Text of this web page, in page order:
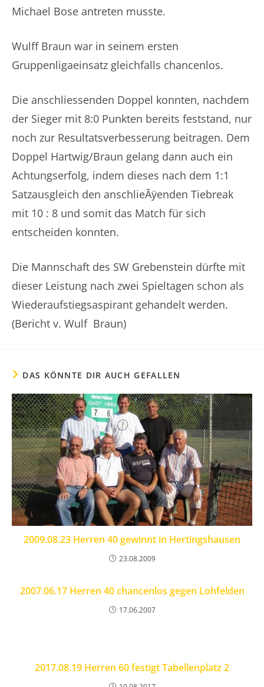
Michael Bose antreten musste.
Wulff Braun war in seinem ersten
Gruppenligaeinsatz gleichfalls chancenlos.
Die anschliessenden Doppel konnten, nachdem
der Sieger mit 8:0 Punkten bereits feststand, nur
noch zur Resultatsverbesserung beitragen. Dem
Doppel Hartwig/Braun gelang dann auch ein
Achtungserfolg, indem dieses nach dem 1:1
Satzausgleich den anschlieÃÿenden Tiebreak
mit 10 : 8 und somit das Match für sich
entscheiden konnten.
Die Mannschaft des SW Grebenstein dürfte mit
dieser Leistung nach zwei Spieltagen schon als
Wiederaufstiegsaspirant gehandelt werden.
(Bericht v. Wulf Braun)
DAS KÖNNTE DIR AUCH GEFALLEN
2009.08.23 Herren 40 gewinnt in Hertingshausen
23.08.2009
2007.06.17 Herren 40 chancenlos gegen Lohfelden
17.06.2007
2017.08.19 Herren 60 festigt Tabellenplatz 2